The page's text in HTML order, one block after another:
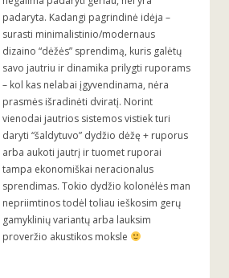
padaryta. Kadangi pagrindinė idėja –
surasti minimalistinio/modernaus
dizaino “dėžės” sprendimą, kuris galėtų
savo jautriu ir dinamika prilygti ruporams
– kol kas nelabai įgyvendinama, nėra
prasmės išradinėti dviratį. Norint
vienodai jautrios sistemos vistiek turi
daryti “šaldytuvo” dydžio dėžę + ruporus
arba aukoti jautrį ir tuomet ruporai
tampa ekonomiškai neracionalus
sprendimas. Tokio dydžio kolonėlės man
nepriimtinos todėl toliau ieškosim gerų
gamyklinių variantų arba lauksim
proveržio akustikos moksle